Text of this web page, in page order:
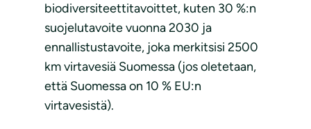
biodiversiteettitavoittet, kuten 30 %:n
suojelutavoite vuonna 2030 ja
ennallistustavoite, joka merkitsisi 2500
km virtavesiä Suomessa (jos oletetaan,
että Suomessa on 10 % EU:n
virtavesistä).